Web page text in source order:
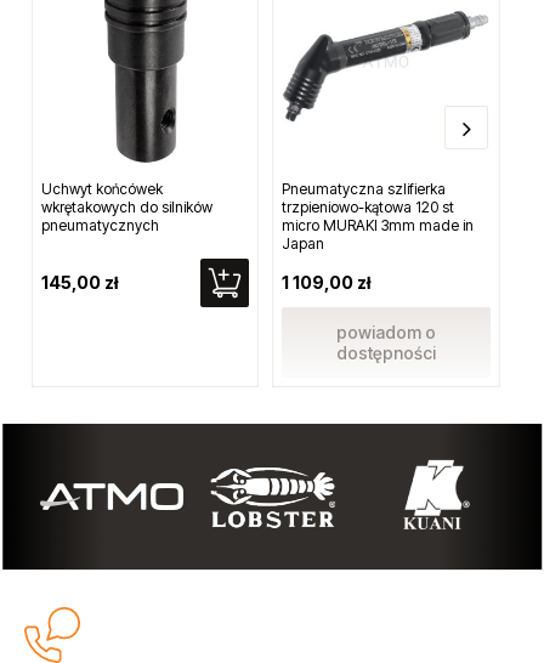
Uchwyt końcówek
wkrętakowych do silników
pneumatycznych
145,00 zł
Pneumatyczna szlifierka
trzpieniowo-kątowa 120 st
micro MURAKI 3mm made in
Japan
1 109,00 zł
powiadom o
dostępności